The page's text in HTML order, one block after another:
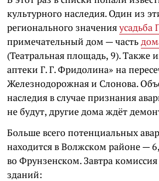
культурного наследия. Один из
регионального значенияусадьба
примечательный дом — часть
(Театральная площадь, 9). Также
аптеки Г. Г. Фридолина» на
Железнодорожная и Слонова.
наследия в случае признания
не будут, другие дома ждёт
Больше всего потенциальных
находится в Волжском районе —
во Фрунзенском. Завтра
зданий: